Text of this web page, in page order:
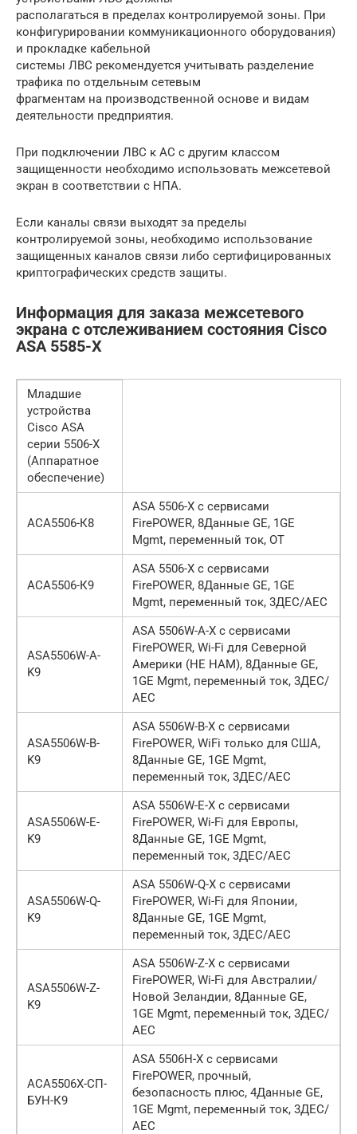
располагаться в пределах контролируемой зоны. При
конфигурировании коммуникационного оборудования)
и прокладке кабельной
системы ЛВС рекомендуется учитывать разделение
трафика по отдельным сетевым
фрагментам на производственной основе и видам
деятельности предприятия.
При подключении ЛВС к АС с другим классом
защищенности необходимо использовать межсетевой
экран в соответствии с НПА.
Если каналы связи выходят за пределы
контролируемой зоны, необходимо использование
защищенных каналов связи либо сертифицированных
криптографических средств защиты.
Информация для заказа межсетевого
экрана с отслеживанием состояния Cisco
ASA 5585-X
Младшие
устройства
Cisco ASA
серии 5506-X
(Аппаратное
обеспечение)
АСА5506-К8
ASA 5506-X с сервисами
FirePOWER, 8Данные GE, 1GE
Mgmt, переменный ток, ОТ
АСА5506-К9
ASA 5506-X с сервисами
FirePOWER, 8Данные GE, 1GE
Mgmt, переменный ток, 3ДЕС/АЕС
ASA5506W-A-
K9
ASA 5506W-A-X с сервисами
FirePOWER, Wi-Fi для Северной
Америки (НЕ НАМ), 8Данные GE,
1GE Mgmt, переменный ток, 3ДЕС/
АЕС
ASA5506W-B-
K9
ASA 5506W-B-X с сервисами
FirePOWER, WiFi только для США,
8Данные GE, 1GE Mgmt,
переменный ток, 3ДЕС/АЕС
ASA5506W-E-
K9
ASA 5506W-E-X с сервисами
FirePOWER, Wi-Fi для Европы,
8Данные GE, 1GE Mgmt,
переменный ток, 3ДЕС/АЕС
ASA5506W-Q-
K9
ASA 5506W-Q-X с сервисами
FirePOWER, Wi-Fi для Японии,
8Данные GE, 1GE Mgmt,
переменный ток, 3ДЕС/АЕС
ASA5506W-Z-
K9
ASA 5506W-Z-X с сервисами
FirePOWER, Wi-Fi для Австралии/
Новой Зеландии, 8Данные GE,
1GE Mgmt, переменный ток, 3ДЕС/
АЕС
АСА5506Х-СП-
БУН-К9
ASA 5506H-X с сервисами
FirePOWER, прочный,
безопасность плюс, 4Данные GE,
1GE Mgmt, переменный ток, 3ДЕС/
АЕС